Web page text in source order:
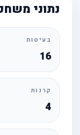
נתוני משחק
בעיטות
16
קרנות